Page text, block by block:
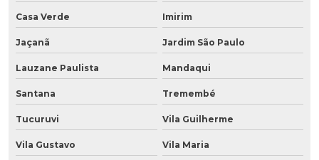
Casa Verde Imirim
Jaçanã Jardim São Paulo
Lauzane Paulista Mandaqui
Santana Tremembé
Tucuruvi Vila Guilherme
Vila Gustavo Vila Maria